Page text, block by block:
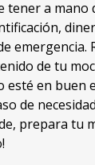
tener a mano
emergencia.
de tu
esté en buen
de
prepara tu